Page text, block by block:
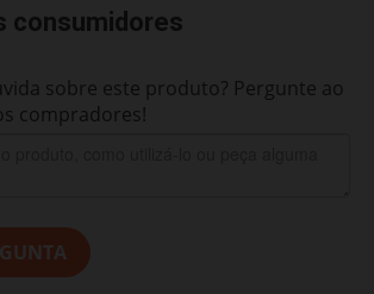
consumidores
sobre este produto? Pergunte ao
compradores!